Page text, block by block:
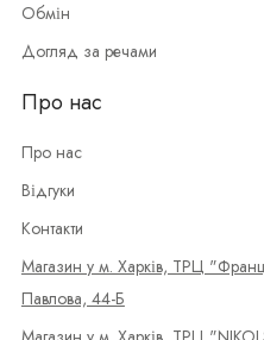
Обмін
Догляд за речами
Про нас
Про нас
Відгуки
Контакти
Магазин у м. Харків, ТРЦ
Павлова, 44-Б